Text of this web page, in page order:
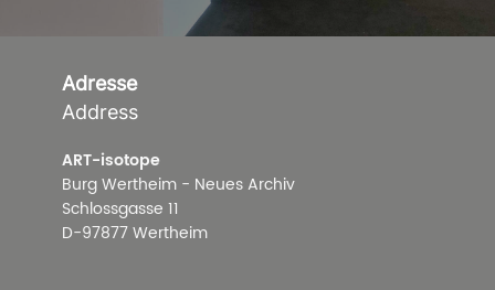
Adresse
Address
ART-isotope
Burg Wertheim - Neues Archiv
Schlossgasse 11
D-97877 Wertheim